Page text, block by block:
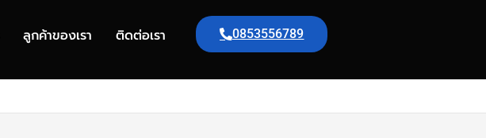
ลูกค้าของเรา ติดต่อเรา 0853556789